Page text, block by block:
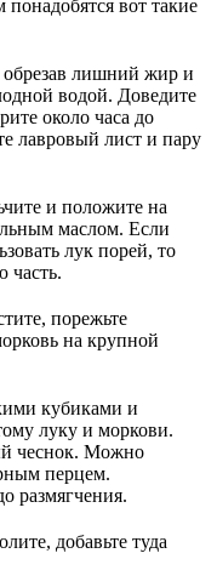
вот такие
обрезав лишний жир и
водой. Доведите
около часа до
лавровый лист и пару
и положите на
маслом. Если
лук порей, то
часть.
порежьте
на крупной
кубиками и
луку и моркови.
чеснок. Можно
перцем.
размягчения.
добавьте туда